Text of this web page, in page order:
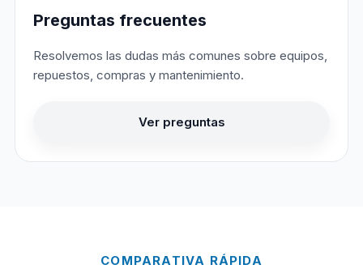
Preguntas frecuentes
Resolvemos las dudas más comunes sobre equipos,
repuestos, compras y mantenimiento.
Ver preguntas
COMPARATIVA RÁPIDA